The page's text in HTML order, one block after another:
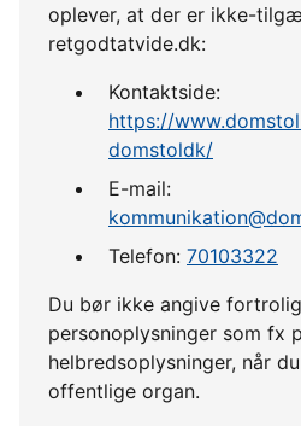
oplever, at der er ikke-
retgodtatvide.dk:
Kontaktside:
https://
domstoldk/
E-mail:
Telefon: 70103322
Du bør ikke angive
personoplysninger som fx
helbredsoplysninger, når
offentlige organ.